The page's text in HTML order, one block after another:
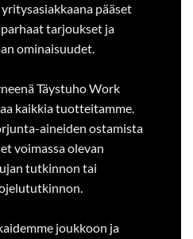
pääset
tarjoukset ja
ominaisuudet.
Täystuho Work
kaikkia tuotteitamme.
aineiden ostamista
voimassa olevan
tutkinnon tai
joukkoon ja